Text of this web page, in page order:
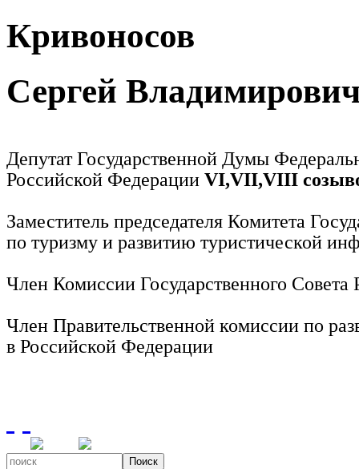
Кривоносов
Сергей
Депутат Государственной Думы
Российской Федерации VI,VII,VIII
Заместитель председателя Комитета
по туризму и развитию туристической
Член Комиссии Государственного
Член Правительственной комиссии по
в Российской Федерации
Поиск